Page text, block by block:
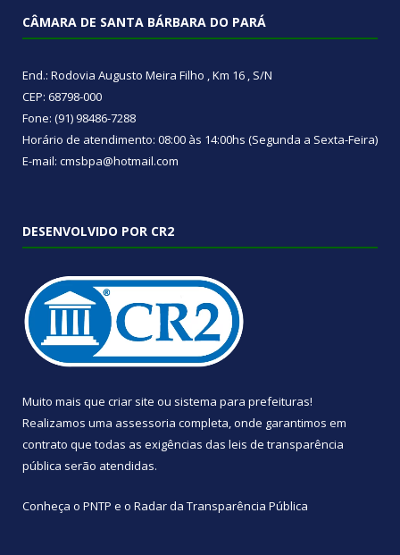
CÂMARA DE SANTA BÁRBARA DO PARÁ
End.: Rodovia Augusto Meira Filho , Km 16 , S/N
CEP: 68798-000
Fone: (91) 98486-7288
Horário de atendimento: 08:00 às 14:00hs (Segunda a Sexta-Feira)
E-mail: cmsbpa@hotmail.com
DESENVOLVIDO POR CR2
Muito mais que criar site ou sistema para prefeituras!
Realizamos uma assessoria completa, onde garantimos em
contrato que todas as exigências das leis de transparência
pública serão atendidas.
Conheça o PNTP e o Radar da Transparência Pública